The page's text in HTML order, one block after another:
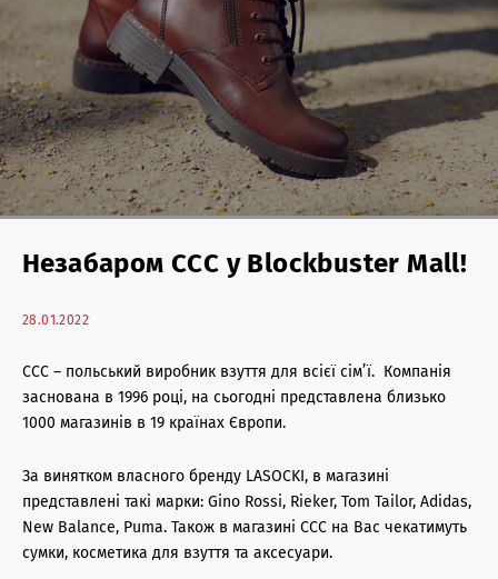
Новини
Заходи
Медіа
Інвестиції в нерухомість
Житлова нерухомість: антикризові послуги
Офісна нерухомість: антикризові послуги
Консалтинг і оцінка
Офісна нерухомість: агентські послуги
Торгова нерухомість: агентські послуги
Інвестиції в нерухомість
Архітектурні послуги
Незабаром CCC у Blockbuster Mall!
28.01.2022
CCC – польський виробник взуття для всієї сім’ї. Компанія
заснована в 1996 році, на сьогодні представлена близько
1000 магазинів в 19 країнах Європи.
За винятком власного бренду LASOCKI, в магазині
представлені такі марки: Gino Rossi, Rieker, Tom Tailor, Adidas,
New Balance, Puma. Також в магазині ССС на Вас чекатимуть
сумки, косметика для взуття та аксесуари.